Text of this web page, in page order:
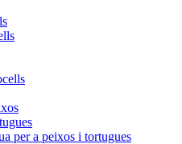
per a peixos i tortugues